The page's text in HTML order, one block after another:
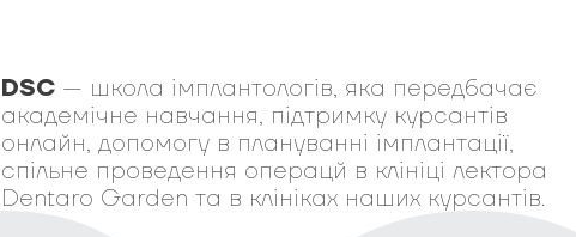
DSC — школа імплантологів, яка передбачає
академічне навчання, підтримку курсантів
онлайн, допомогу в плануванні імплантації,
спільне проведення операцй в клініці лектора
Dentaro Garden та в клініках наших курсантів.